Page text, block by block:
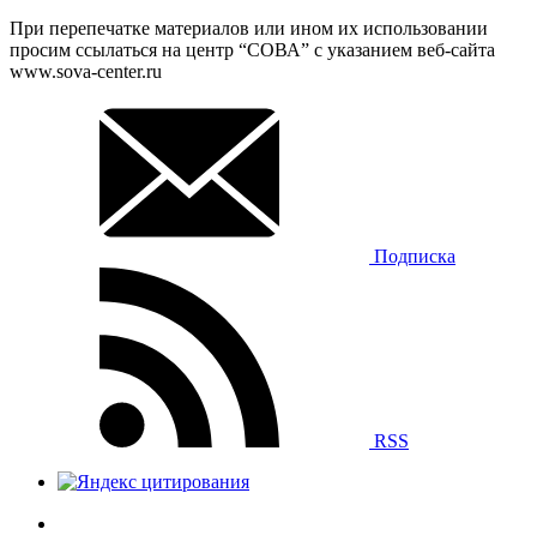
При перепечатке материалов или ином их использовании
просим ссылаться на центр “СОВА” с указанием веб-сайта
www.sova-center.ru
Подписка
RSS